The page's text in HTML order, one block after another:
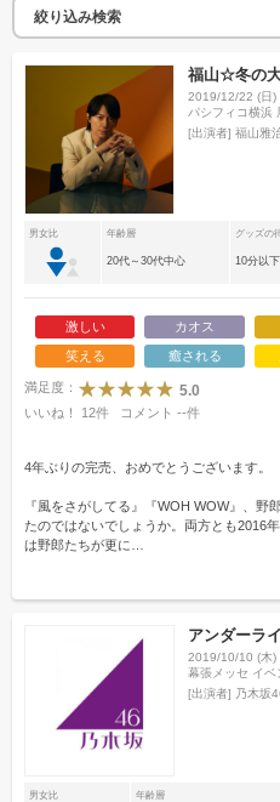
絞り込み検索
福山☆冬の
2019/12/22 (日)
パシフィコ横浜
[出演者]福山雅
男女比 年齢層 グッズの
20代～30代中心 10分以下
激しい カオス
笑える
癒される
満足度： 5.0
いいね！ 12件 コメント --件
4年ぶりの完売、おめでとうございます。
『風をさがしてる』『WOH WOW』、野
たのではないでしょうか。両方とも2016
は野郎たちが更に
アンダーラ
2019/10/10 (木)
幕張メッセ イベ
[出演者] 乃木坂
男女比 年齢層